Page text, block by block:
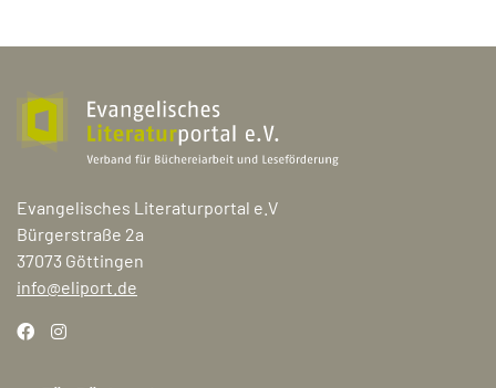
Evangelisches Literaturportal e.V
Bürgerstraße 2a
37073 Göttingen
info@eliport.de